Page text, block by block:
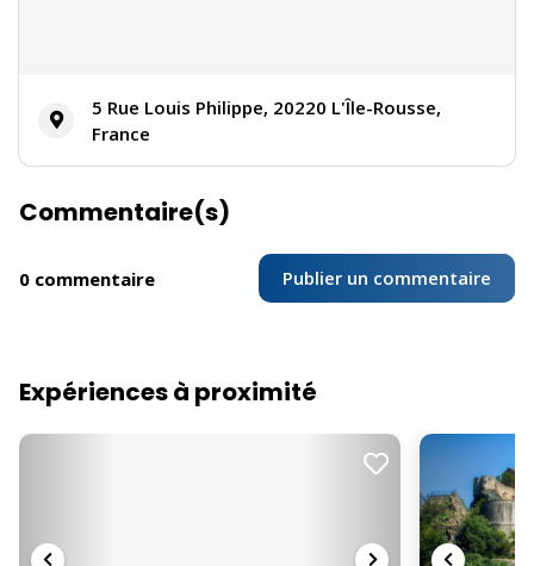
5 Rue Louis Philippe, 20220 L'Île-Rousse,
France
Commentaire(s)
0 commentaire Publier un commentaire
Expériences à proximité